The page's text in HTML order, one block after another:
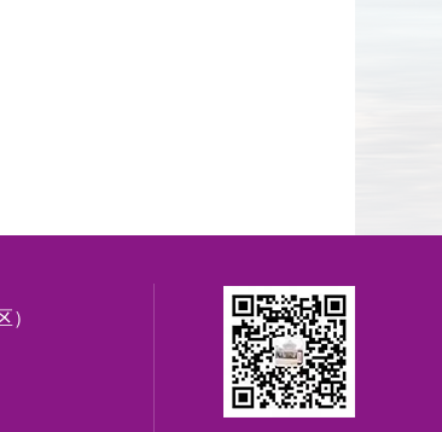
）